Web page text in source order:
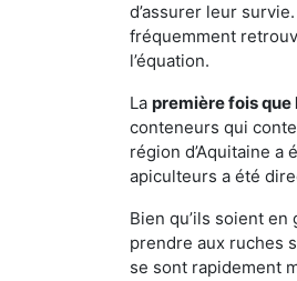
d’assurer leur
fréquemment
l’équation.
La première fois que
conteneurs qui
région d’Aquitaine
apiculteurs a été
Bien qu’ils soient
prendre aux ruches
se sont rapidement